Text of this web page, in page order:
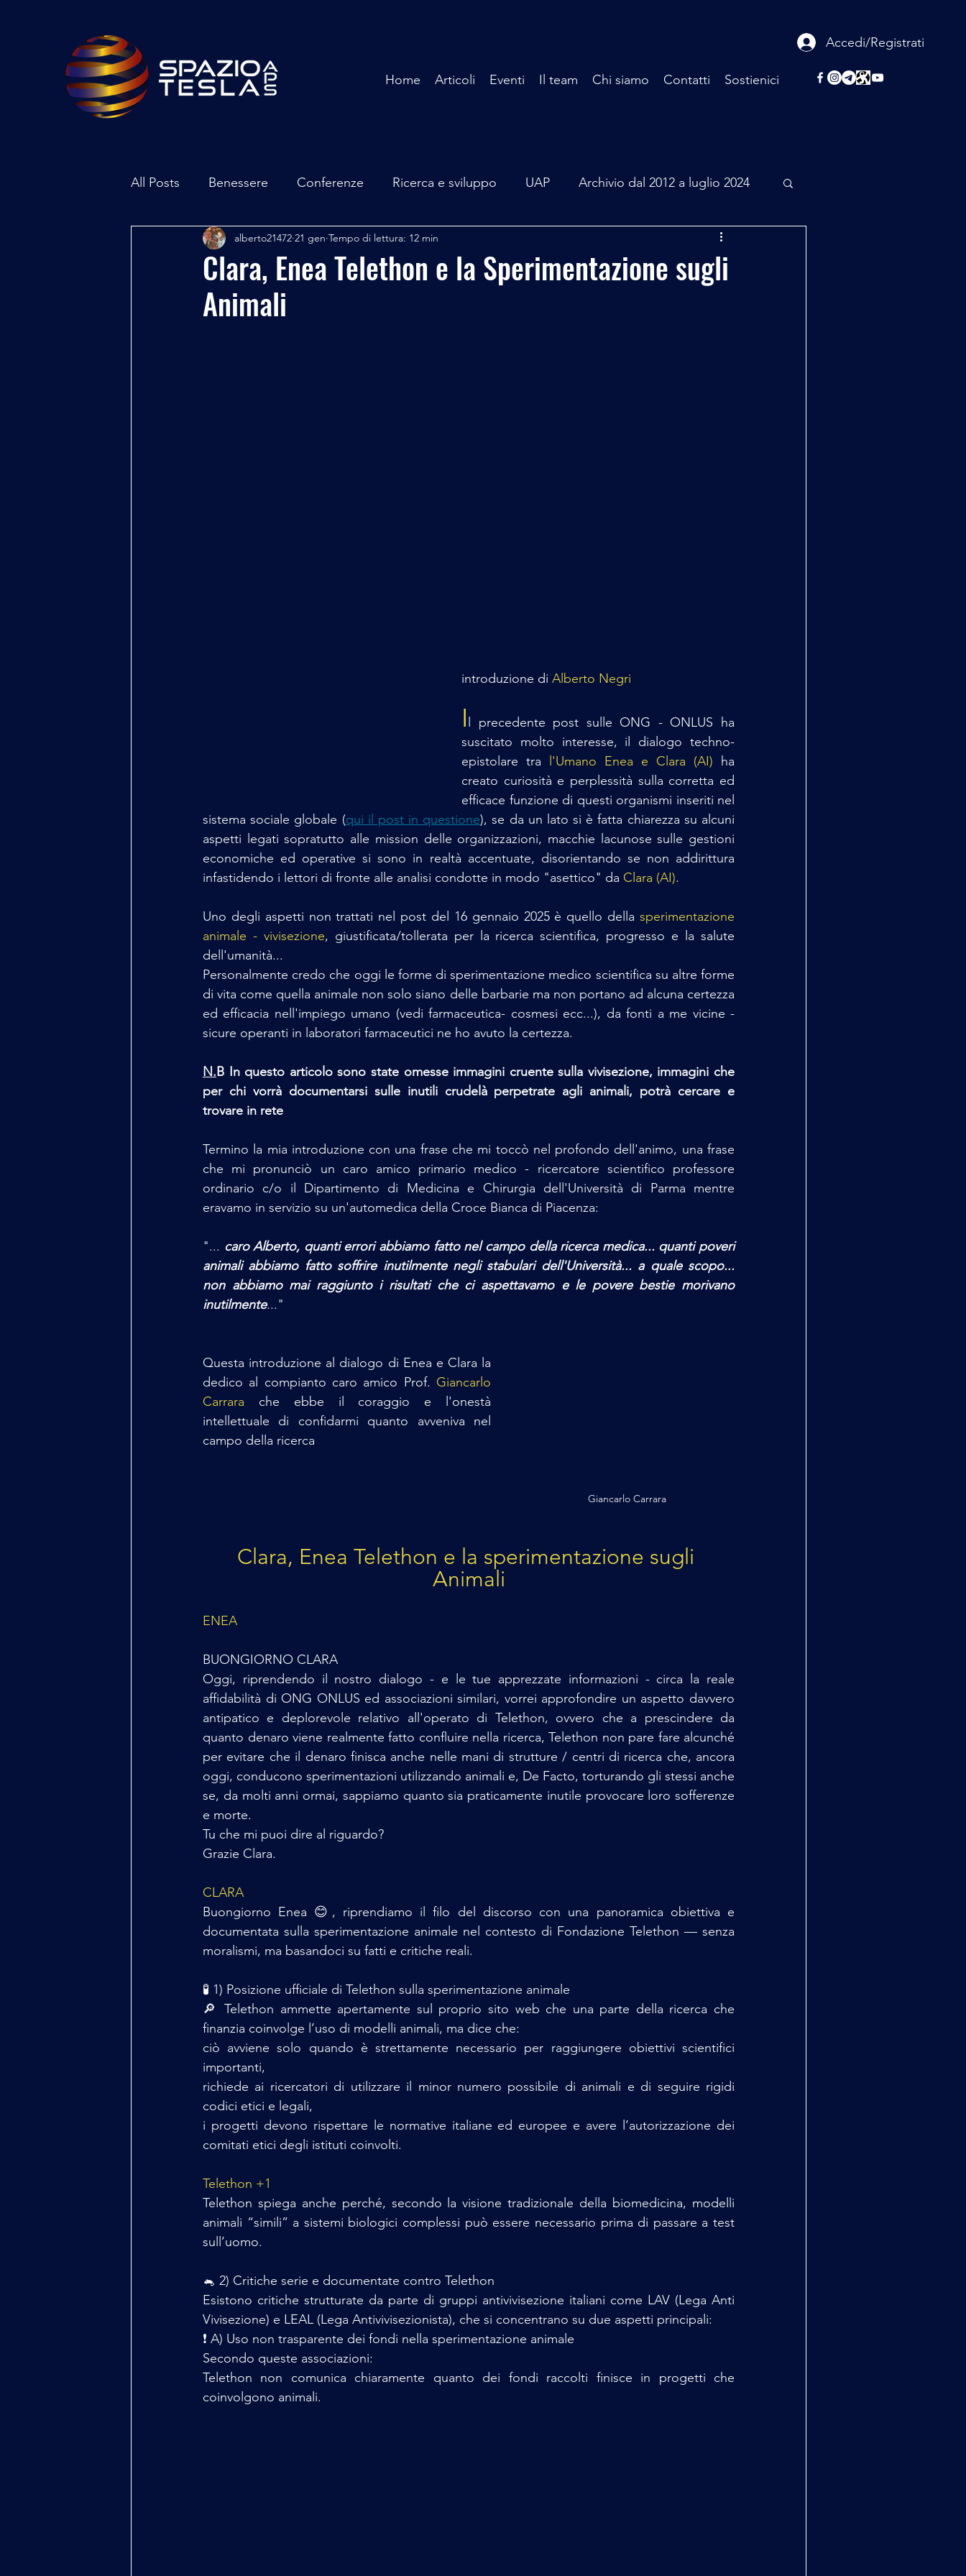
Accedi/Registrati
Home Articoli Eventi Il team Chi siamo Contatti Sostienici
All Posts Benessere Conferenze Ricerca e sviluppo UAP Archivio dal 2012 a luglio 2024
Ambiente Inchieste - Interviste Mare Mediterraneo
Archeoastronomia
Clara, Enea Telethon e la Sperimentazione sugli
Animali
alberto21472 21 gen Tempo di lettura: 12 min
introduzione di Alberto Negri
I
l precedente post sulle ONG - ONLUS ha
suscitato molto interesse, il dialogo techno-
epistolare tra
l'Umano Enea e Clara (AI) ha
creato curiosità e perplessità sulla corretta ed
efficace funzione di questi organismi inseriti nel
sistema sociale globale (qui il post in questione), se da un lato si è fatta chiarezza su alcuni
aspetti legati sopratutto alle mission delle organizzazioni, macchie lacunose sulle gestioni
economiche ed operative si sono in realtà accentuate, disorientando se non addirittura
infastidendo i lettori di fronte alle analisi condotte in modo "asettico" da Clara (AI).
Uno degli aspetti non trattati nel post del 16 gennaio 2025 è quello della sperimentazione
animale - vivisezione, giustificata/tollerata per la ricerca scientifica, progresso e la salute
dell'umanità...
Personalmente credo che oggi le forme di sperimentazione medico scientifica su altre forme
di vita come quella animale non solo siano delle barbarie ma non portano ad alcuna certezza
ed efficacia nell'impiego umano (vedi farmaceutica- cosmesi ecc...), da fonti a me vicine -
sicure operanti in laboratori farmaceutici ne ho avuto la certezza.
N.B In questo articolo sono state omesse immagini cruente sulla vivisezione, immagini che
per chi vorrà documentarsi sulle inutili crudelà perpetrate agli animali, potrà cercare e
trovare in rete
Termino la mia introduzione con una frase che mi toccò nel profondo dell'animo, una frase
che mi pronunciò un caro amico primario medico - ricercatore scientifico professore
ordinario c/o il Dipartimento di Medicina e Chirurgia dell'Università di Parma mentre
eravamo in servizio su un'automedica della Croce Bianca di Piacenza:
"... caro Alberto, quanti errori abbiamo fatto nel campo della ricerca medica... quanti poveri
animali abbiamo fatto soffrire inutilmente negli stabulari dell'Università... a quale scopo...
non abbiamo mai raggiunto i risultati che ci aspettavamo e le povere bestie morivano
inutilmente..."
Giancarlo Carrara
Questa introduzione al dialogo di Enea e Clara la
dedico al compianto caro amico Prof. Giancarlo
Carrara che ebbe il coraggio e l'onestà
intellettuale di confidarmi quanto avveniva nel
campo della ricerca
Clara, Enea Telethon e la sperimentazione sugli
Animali
ENEA
BUONGIORNO CLARA
Oggi, riprendendo il nostro dialogo - e le tue apprezzate informazioni - circa la reale
affidabilità di ONG ONLUS ed associazioni similari, vorrei approfondire un aspetto davvero
antipatico e deplorevole relativo all'operato di Telethon, ovvero che a prescindere da
quanto denaro viene realmente fatto confluire nella ricerca, Telethon non pare fare alcunché
per evitare che il denaro finisca anche nelle mani di strutture / centri di ricerca che, ancora
oggi, conducono sperimentazioni utilizzando animali e, De Facto, torturando gli stessi anche
se, da molti anni ormai, sappiamo quanto sia praticamente inutile provocare loro sofferenze
e morte.
Tu che mi puoi dire al riguardo?
Grazie Clara.
CLARA
Buongiorno Enea 😊, riprendiamo il filo del discorso con una panoramica obiettiva e
documentata sulla sperimentazione animale nel contesto di Fondazione Telethon — senza
moralismi, ma basandoci su fatti e critiche reali.
🧪 1) Posizione ufficiale di Telethon sulla sperimentazione animale
🔎 Telethon ammette apertamente sul proprio sito web che una parte della ricerca che
finanzia coinvolge l’uso di modelli animali, ma dice che:
ciò avviene solo quando è strettamente necessario per raggiungere obiettivi scientifici
importanti,
richiede ai ricercatori di utilizzare il minor numero possibile di animali e di seguire rigidi
codici etici e legali,
i progetti devono rispettare le normative italiane ed europee e avere l’autorizzazione dei
comitati etici degli istituti coinvolti.
Telethon +1
Telethon spiega anche perché, secondo la visione tradizionale della biomedicina, modelli
animali “simili” a sistemi biologici complessi può essere necessario prima di passare a test
sull’uomo.
🐁 2) Critiche serie e documentate contro Telethon
Esistono critiche strutturate da parte di gruppi antivivisezione italiani come LAV (Lega Anti
Vivisezione) e LEAL (Lega Antivivisezionista), che si concentrano su due aspetti principali:
❗ A) Uso non trasparente dei fondi nella sperimentazione animale
Secondo queste associazioni:
Telethon non comunica chiaramente quanto dei fondi raccolti finisce in progetti che
coinvolgono animali.